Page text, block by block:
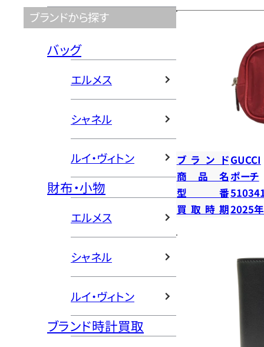
ブランドから探す
バッグ
エルメス
シャネル
ルイ・ヴィトン
財布・小物
エルメス
シャネル
ルイ・ヴィトン
ブランド時計買取
ブランドGUCCI
商品名ポーチ
型番
買取時期2025